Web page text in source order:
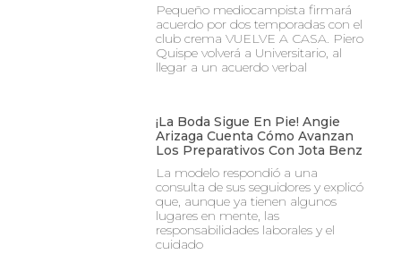
Pequeño mediocampista firmará
acuerdo por dos temporadas con el
club crema VUELVE A CASA. Piero
Quispe volverá a Universitario, al
llegar a un acuerdo verbal
¡La Boda Sigue En Pie! Angie
Arizaga Cuenta Cómo Avanzan
Los Preparativos Con Jota Benz
La modelo respondió a una
consulta de sus seguidores y explicó
que, aunque ya tienen algunos
lugares en mente, las
responsabilidades laborales y el
cuidado